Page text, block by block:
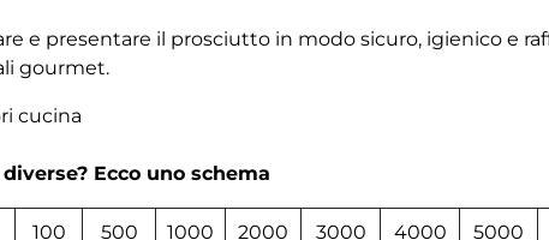
e presentare il prosciutto in modo sicuro, igienico e
gourmet.
cucina
Ecco uno schema
100 500 1000 2000 3000 4000 5000